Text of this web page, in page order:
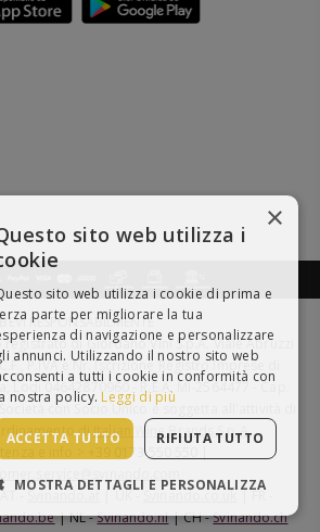
BEVI RESPONSABILMENTE
di Giordano Vini S.p.A. Viale Abruzzi
P.IVA e Nr. Iscrizione Registro Imprese di
Lodi 04642870960 - R.E.A. MI-2564477 - Cap.
con Socio Unico e soggetta all'attività di
diItalian Wine Brands S.p.A.
e info > +39 0173 550 550 |
-Svinando.at | UK - Svinando.co.uk| FR -
| NL -Svinando.nl| CH -Svinando.ch
×
sito web utilizza i
sito web utilizza i cookie di prima e
parte per migliorare la tua
di navigazione e personalizzare
annunci. Utilizzando il nostro sito web
a tutti i cookie in conformità con
nostra policy. Leggi di più
ACCETTA TUTTO RIFIUTA TUTTO
MOSTRA DETTAGLI E PERSONALIZZA
STRETTAMENTE NECESSARI